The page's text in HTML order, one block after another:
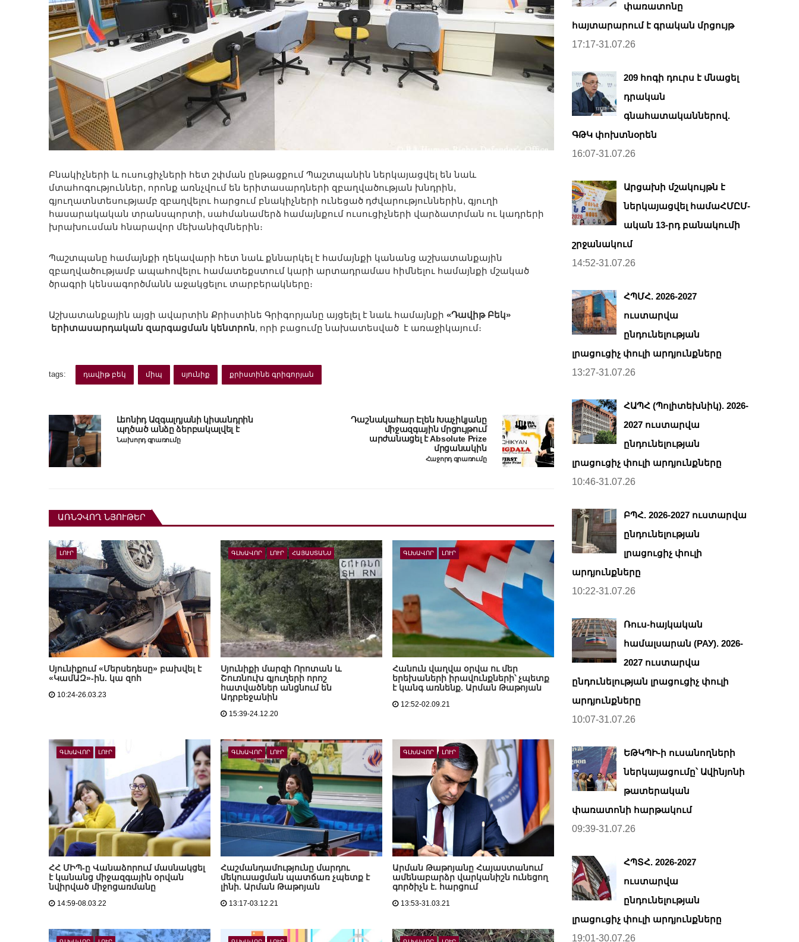
Բնակիչների և ուսուցիչների հետ շփման ընթացքում Պաշտպանին ներկայացվել են նաև
մտահոգություններ, որոնք առնչվում են երիտասարդների զբաղվածության խնդրին,
գյուղատնտեսությամբ զբաղվելու հարցում բնակիչների ունեցած դժվարություններին, գյուղի
հասարակական տրանսպորտի, սահմանամերձ համայնքում ուսուցիչների վարձատրման ու կադրերի
խրախուսման հնարավոր մեխանիզմներին։
Պաշտպանը համայնքի ղեկավարի հետ նաև քննարկել է համայնքի կանանց աշխատանքային
զբաղվածությամբ ապահովելու համատեքստում կարի արտադրամաս հիմնելու համայնքի մշակած
ծրագրի կենսագործմանն աջակցելու տարբերակները։
Աշխատանքային այցի ավարտին Քրիստինե Գրիգորյանը այցելել է նաև համայնքի «Դավիթ Բեկ»
երիտասարդական զարգացման կենտրոն, որի բացումը նախատեսված է առաջիկայում։
tags: դավիթ բեկ միպ սյունիք քրիստինե գրիգորյան
Լեոնիդ Ազգալդյանի կիսանդրին
պղծած անձը ձերբակալվել է
Նախորդ գրառումը
Դաշնակահար Էլեն Խաչիկյանը
միջազգային մրցույթում
արժանացել է Absolute Prize
մրցանակին
Հաջորդ գրառումը
ԱՌՆՉՎՈՂ ՆՅՈՒԹԵՐ
ԼՈՒՐ
Սյունիքում «Մերսեդեսը» բախվել է
«ԿամԱԶ»-ին. կա զոհ
10:24-26.03.23
ԳԼԽԱՎՈՐ ԼՈՒՐ ՀԱՅԱՍՏԱՆՍ
Սյունիքի մարզի Որոտան և
Շուռնուխ գյուղերի որոշ
հատվածներ անցնում են
Ադրբեջանին
15:39-24.12.20
ԳԼԽԱՎՈՐ ԼՈՒՐ
Հանուն վաղվա օրվա ու մեր
երեխաների իրավունքների՝ չպետք
է կանգ առնենք. Արման Թաթոյան
12:52-02.09.21
ԳԼԽԱՎՈՐ ԼՈՒՐ
ՀՀ ՄԻՊ-ը Վանաձորում մասնակցել
է կանանց միջազգային օրվան
նվիրված միջոցառմանը
14:59-08.03.22
ԳԼԽԱՎՈՐ ԼՈՒՐ
Հաշմանդամությունը մարդու
մեկուսացման պատճառ չպետք է
լինի. Արման Թաթոյան
13:17-03.12.21
ԳԼԽԱՎՈՐ ԼՈՒՐ
Արման Թաթոյանը Հայաստանում
ամենաբարձր վարկանիշն ունեցող
գործիչն է. հարցում
13:53-31.03.21
փառատոնը
հայտարարում է գրական մրցույթ
17:17-31.07.26
209 հոգի դուրս է մնացել
դրական
գնահատականներով.
ԳԹԿ փոխտնօրեն
16:07-31.07.26
Արցախի մշակույթն է
ներկայացվել համաՀՄԸՄ-
ական 13-րդ բանակումի
շրջանակում
14:52-31.07.26
ՀՊՄՀ. 2026-2027
ուստարվա
ընդունելության
լրացուցիչ փուլի արդյունքները
13:27-31.07.26
ՀԱՊՀ (Պոլիտեխնիկ). 2026-
2027 ուստարվա
ընդունելության
լրացուցիչ փուլի արդյունքները
10:46-31.07.26
ԲՊՀ. 2026-2027 ուստարվա
ընդունելության
լրացուցիչ փուլի
արդյունքները
10:22-31.07.26
Ռուս-հայկական
համալսարան (РАУ). 2026-
2027 ուստարվա
ընդունելության լրացուցիչ փուլի
արդյունքները
10:07-31.07.26
ԵԹԿՊԻ-ի ուսանողների
ներկայացումը՝ Ավինյոնի
թատերական
փառատոնի հարթակում
09:39-31.07.26
ՀՊՏՀ. 2026-2027
ուստարվա
ընդունելության
լրացուցիչ փուլի արդյունքները
19:01-30.07.26